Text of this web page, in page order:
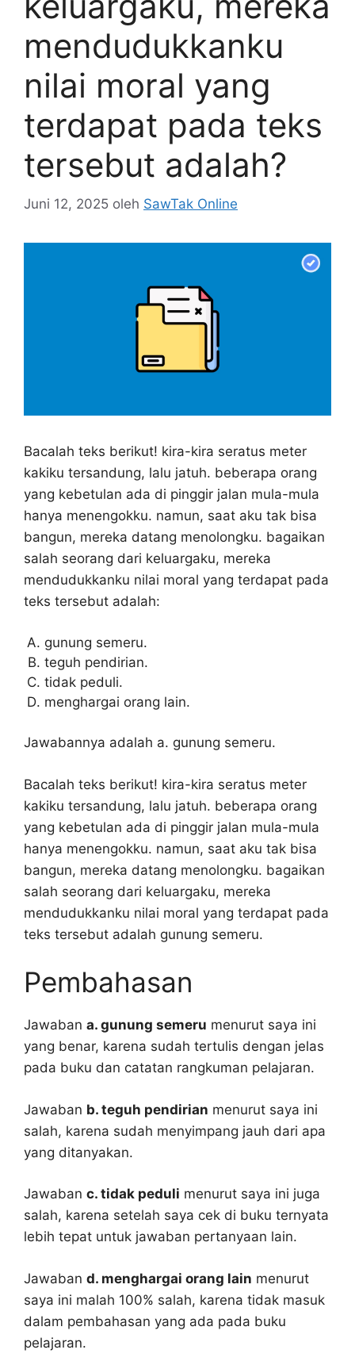
mendudukkanku
nilai moral yang
terdapat pada teks
tersebut adalah?
Juni 12, 2025 oleh SawTak Online
Bacalah teks berikut! kira-kira seratus meter
kakiku tersandung, lalu jatuh. beberapa orang
yang kebetulan ada di pinggir jalan mula-mula
hanya menengokku. namun, saat aku tak bisa
bangun, mereka datang menolongku. bagaikan
salah seorang dari keluargaku, mereka
mendudukkanku nilai moral yang terdapat pada
teks tersebut adalah:
gunung semeru.
teguh pendirian.
tidak peduli.
menghargai orang lain.
Jawabannya adalah a. gunung semeru.
Bacalah teks berikut! kira-kira seratus meter
kakiku tersandung, lalu jatuh. beberapa orang
yang kebetulan ada di pinggir jalan mula-mula
hanya menengokku. namun, saat aku tak bisa
bangun, mereka datang menolongku. bagaikan
salah seorang dari keluargaku, mereka
mendudukkanku nilai moral yang terdapat pada
teks tersebut adalah gunung semeru.
Pembahasan
Jawaban a. gunung semeru menurut saya ini
yang benar, karena sudah tertulis dengan jelas
pada buku dan catatan rangkuman pelajaran.
Jawaban b. teguh pendirian menurut saya ini
salah, karena sudah menyimpang jauh dari apa
yang ditanyakan.
Jawaban c. tidak peduli menurut saya ini juga
salah, karena setelah saya cek di buku ternyata
lebih tepat untuk jawaban pertanyaan lain.
Jawaban d. menghargai orang lain menurut
saya ini malah 100% salah, karena tidak masuk
dalam pembahasan yang ada pada buku
pelajaran.